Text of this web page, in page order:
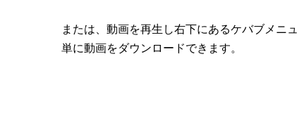
または、動画を再生し右下にあるケバブメニ
単に動画をダウンロードできます。